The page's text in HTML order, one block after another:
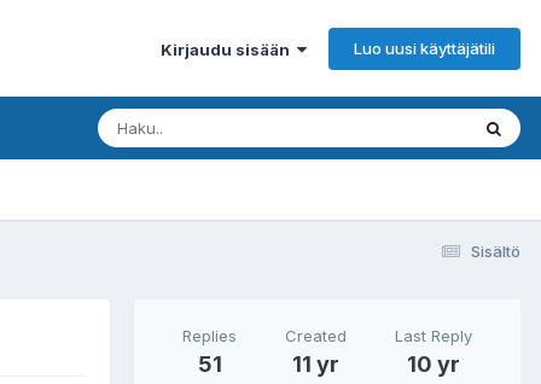
Kirjaudu sisään Luo uusi käyttäjätili
Sisältö
Replies
51
Created
11 yr
Last Reply
10 yr